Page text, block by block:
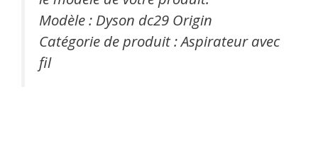
Modèle : Dyson dc29 Origin
Catégorie de produit : Aspirateur avec
fil